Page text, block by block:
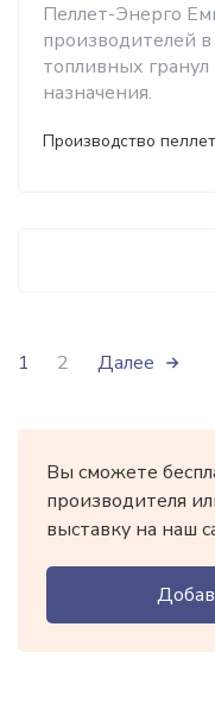
Пеллет-Энерго
производителей
топливных гранул
назначения.
Производство
1 2 Далее
Вы сможете
производителя
выставку на наш